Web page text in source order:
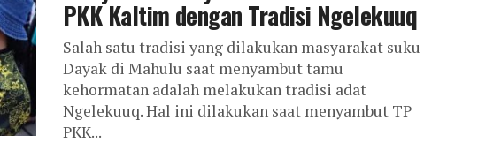
PKK Kaltim dengan Tradisi Ngelekuuq
Salah satu tradisi yang dilakukan masyarakat suku
Dayak di Mahulu saat menyambut tamu
kehormatan adalah melakukan tradisi adat
Ngelekuuq. Hal ini dilakukan saat menyambut TP
PKK...